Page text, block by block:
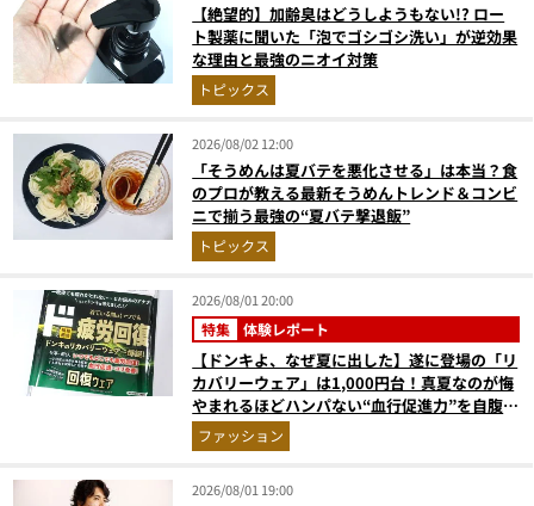
【絶望的】加齢臭はどうしようもない!? ロー
ト製薬に聞いた「泡でゴシゴシ洗い」が逆効果
な理由と最強のニオイ対策
トピックス
2026/08/02 12:00
「そうめんは夏バテを悪化させる」は本当？食
のプロが教える最新そうめんトレンド＆コンビ
ニで揃う最強の“夏バテ撃退飯”
トピックス
2026/08/01 20:00
特集 体験レポート
【ドンキよ、なぜ夏に出した】遂に登場の「リ
カバリーウェア」は1,000円台！真夏なのが悔
やまれるほどハンパない“血行促進力”を自腹レ
ビュー
ファッション
2026/08/01 19:00